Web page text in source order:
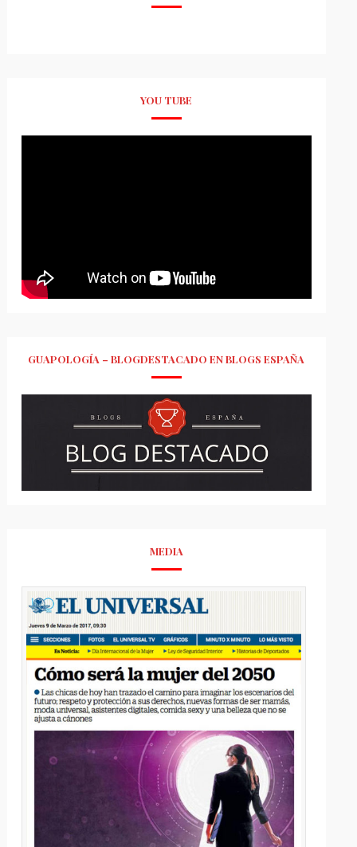
YOU TUBE
GUAPOLOGÍA – BLOGDESTACADO EN BLOGS ESPAÑA
MEDIA